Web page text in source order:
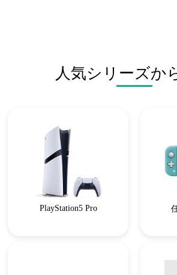
人気シリーズか
PlayStation5 Pro